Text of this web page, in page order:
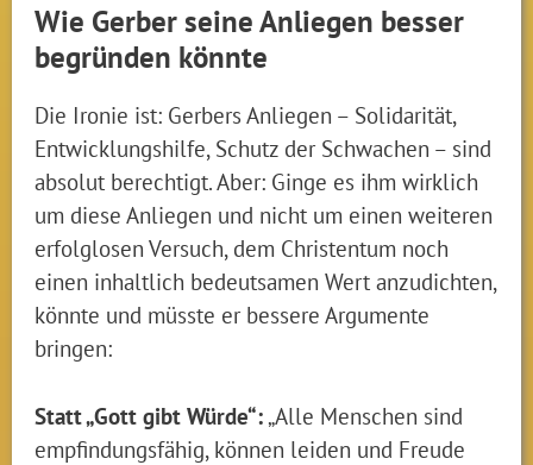
Wie Gerber seine Anliegen besser
begründen könnte
Die Ironie ist: Gerbers Anliegen – Solidarität,
Entwicklungshilfe, Schutz der Schwachen – sind
absolut berechtigt. Aber: Ginge es ihm wirklich
um diese Anliegen und nicht um einen weiteren
erfolglosen Versuch, dem Christentum noch
einen inhaltlich bedeutsamen Wert anzudichten,
könnte und müsste er bessere Argumente
bringen:
Statt „Gott gibt Würde“: „Alle Menschen sind
empfindungsfähig, können leiden und Freude